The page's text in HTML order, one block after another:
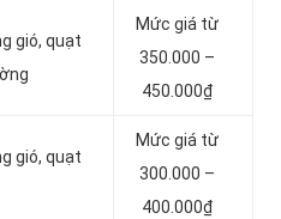
gió, quạt
Mức giá từ
350.000 –
450.000₫
gió, quạt
Mức giá từ
300.000 –
400.000₫